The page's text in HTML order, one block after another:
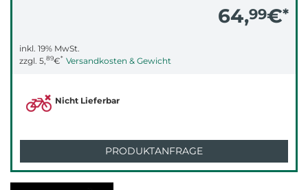
64,99€*
inkl. 19% MwSt.
zzgl. 5,89€* Versandkosten & Gewicht
Nicht Lieferbar
PRODUKTANFRAGE